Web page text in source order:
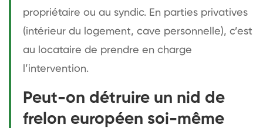
propriétaire ou au syndic. En parties privatives
(intérieur du logement, cave personnelle), c’est
au locataire de prendre en charge
l’intervention.
Peut-on détruire un nid de
frelon européen soi-même